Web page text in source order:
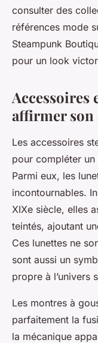
consulter des
références mode
Steampunk
pour un look
Accessoires
affirmer son
Les accessoires
pour compléter
Parmi eux, les
incontournables.
XIXe siècle, elles
teintés, ajoutant
Ces lunettes ne
sont aussi un
propre à l’univers
Les montres à
parfaitement la
la mécanique